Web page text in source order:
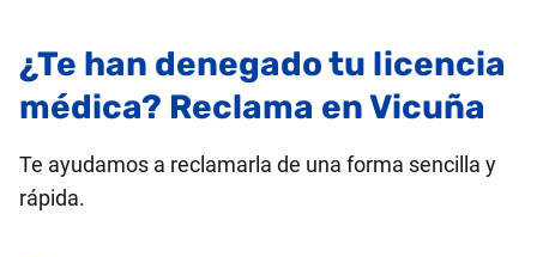
¿Te han denegado tu licencia
médica? Reclama en Vicuña
Te ayudamos a reclamarla de una forma sencilla y
rápida.